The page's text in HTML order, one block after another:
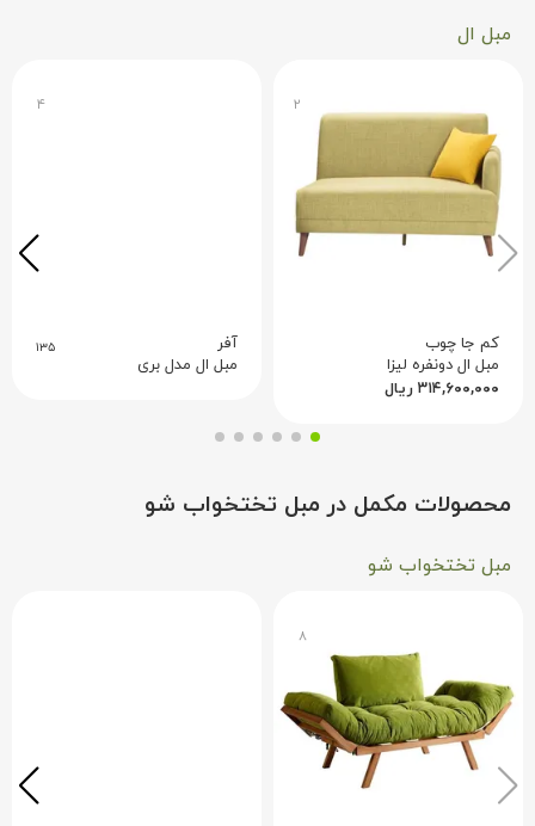
مبل ال
۲
کم جا چوب
مبل ال دونفره لیزا
۳۱۴,۶۰۰,۰۰۰ ریال
۴
آفر ۱۳۵
مبل ال مدل بری
محصولات مکمل در مبل تختخواب شو
مبل تختخواب شو
۸